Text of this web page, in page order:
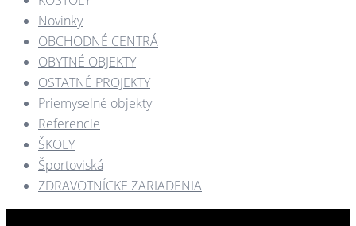
Novinky
OBCHODNÉ CENTRÁ​
OBYTNÉ OBJEKTY​
OSTATNÉ PROJEKTY​
Priemyselné objekty
Referencie
ŠKOLY
Športoviská
ZDRAVOTNÍCKE ZARIADENIA​